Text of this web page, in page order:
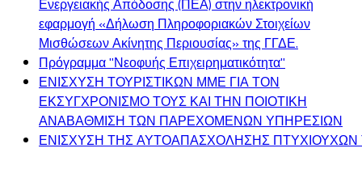
εφαρμογή «Δήλωση Πληροφοριακών Στοιχείων
Μισθώσεων Ακίνητης Περιουσίας» της ΓΓΔΕ.
Πρόγραμμα "Νεοφυής Επιχειρηματικότητα"
ΕΝΙΣΧΥΣΗ ΤΟΥΡΙΣΤΙΚΩΝ ΜΜΕ ΓΙΑ ΤΟΝ
ΕΚΣΥΓΧΡΟΝΙΣΜΟ ΤΟΥΣ ΚΑΙ ΤΗΝ ΠΟΙΟΤΙΚΗ
ΑΝΑΒΑΘΜΙΣΗ ΤΩΝ ΠΑΡΕΧΟΜΕΝΩΝ ΥΠΗΡΕΣΙΩΝ
ΕΝΙΣΧΥΣΗ ΤΗΣ ΑΥΤΟΑΠΑΣΧΟΛΗΣΗΣ ΠΤΥΧΙΟΥΧΩΝ